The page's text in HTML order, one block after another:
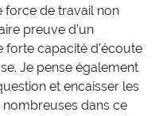
force de travail non
preuve d’un
forte capacité d’écoute
Je pense également
et encaisser les
dans ce